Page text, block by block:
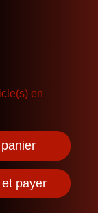
en
payer